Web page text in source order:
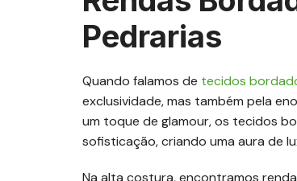
Pedrarias
Quando falamos de tecidos
exclusividade, mas também pela
um toque de glamour, os tecidos
sofisticação, criando uma aura de
Na alta costura, encontramos